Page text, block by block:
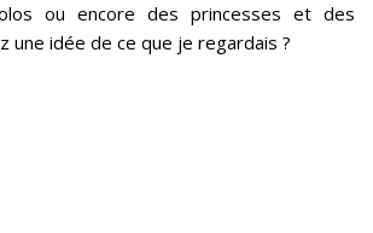
ou encore des princesses et des
une idée de ce que je regardais ?